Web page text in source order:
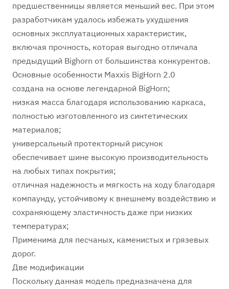
предшественницы является меньший вес. При этом
разработчикам удалось избежать ухудшения
основных эксплуатационных характеристик,
включая прочность, которая выгодно отличала
предыдущий Bighorn от большинства конкурентов.
Основные особенности Maxxis BigHorn 2.0
создана на основе легендарной BigHorn;
низкая масса благодаря использованию каркаса,
полностью изготовленного из синтетических
материалов;
универсальный протекторный рисунок
обеспечивает шине высокую производительность
на любых типах покрытия;
отличная надежность и мягкость на ходу благодаря
компаунду, устойчивому к внешнему воздействию и
сохраняющему эластичность даже при низких
температурах;
Применима для песчаных, каменистых и грязевых
дорог.
Две модификации
Поскольку данная модель предназначена для